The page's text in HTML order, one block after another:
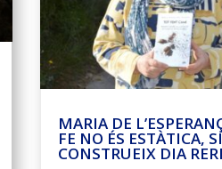
MARIA DE
FE NO ÉS ESTÀTICA,
CONSTRUEIX DIA